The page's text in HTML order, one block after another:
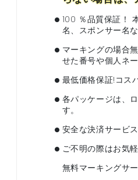
• 100 ％品質保証！
名、スポンサー名な
• マーキングの場合
せた番号や個人ネ
• 最低価格保証!コス
• 各パッケージは、
す。
• 安全な決済サービス
• ご不明の際はお気
無料マーキングサ